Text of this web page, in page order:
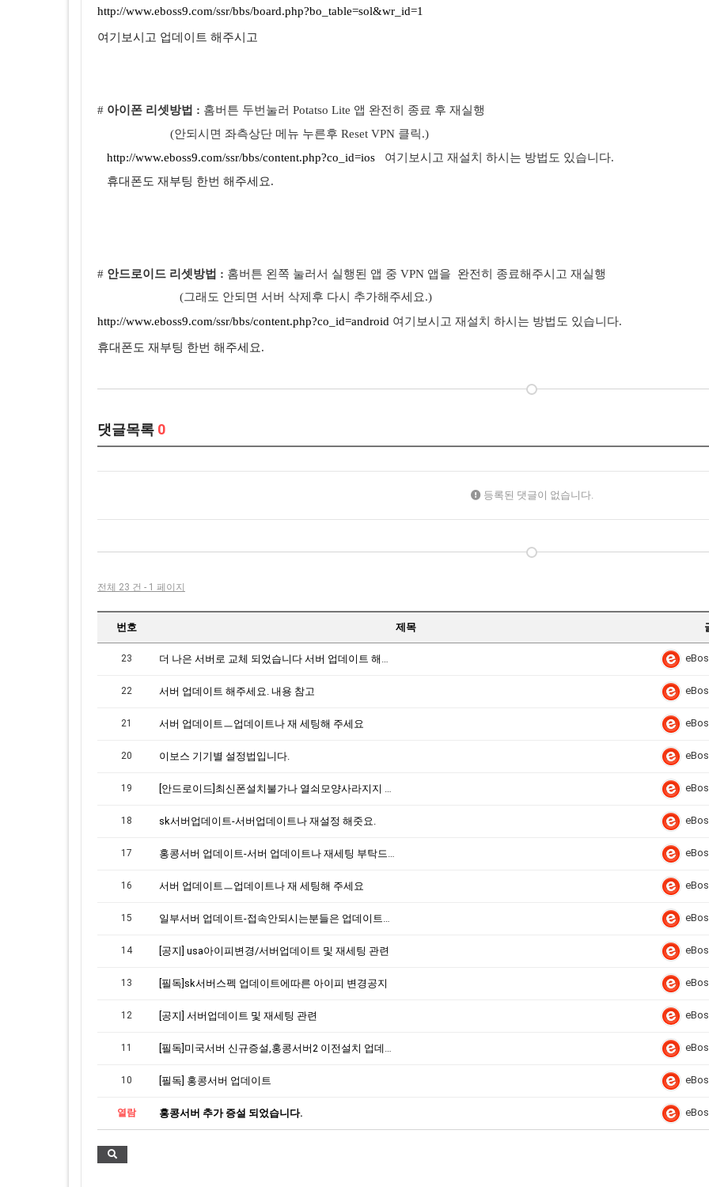
http://www.eboss9.com/ssr/bbs/board.php?bo_table=sol&wr_id=1
여기보시고 업데이트 해주시고
# 아이폰 리셋방법 : 홈버튼 두번눌러 Potatso Lite 앱 완전히 종료 후 재실행
(안되시면 좌측상단 메뉴 누른후 Reset VPN 클릭.)
http://www.eboss9.com/ssr/bbs/content.php?co_id=ios 여기보시고 재설치 하시는 방법도 있습니다.
휴대폰도 재부팅 한번 해주세요.
# 안드로이드 리셋방법 : 홈버튼 왼쪽 눌러서 실행된 앱 중 VPN 앱을 완전히 종료해주시고 재실행
(그래도 안되면 서버 삭제후 다시 추가해주세요.)
http://www.eboss9.com/ssr/bbs/content.php?co_id=android 여기보시고 재설치 하시는 방법도 있습니다.
휴대폰도 재부팅 한번 해주세요.
댓글목록 0
등록된 댓글이 없습니다.
전체 23 건 - 1 페이지
번호 제목
23 더 나은 서버로 교체 되었습니다 서버 업데이트 해주세요.
22 서버 업데이트 해주세요. 내용 참고
21 서버 업데이트ㅡ업데이트나 재 세팅해 주세요
20 이보스 기기별 설정법입니다.
19 [안드로이드]최신폰설치불가나 열쇠모양사라지지 않을때
18 sk서버업데이트-서버업데이트나 재설정 해줏요.
17 홍콩서버 업데이트-서버 업데이트나 재세팅 부탁드립니다.)
16 서버 업데이트ㅡ업데이트나 재 세팅해 주세요
15 일부서버 업데이트-접속안되시는분들은 업데이트재세팅 해주세요.
14 [공지] usa아이피변경/서버업데이트 및 재세팅 관련
13 [필독]sk서버스펙 업데이트에따른 아이피 변경공지
12 [공지] 서버업데이트 및 재세팅 관련
11 [필독]미국서버 신규증설,홍콩서버2 이전설치 업데이트 해주세요.
10 [필독] 홍콩서버 업데이트
열람 홍콩서버 추가 증설 되었습니다.